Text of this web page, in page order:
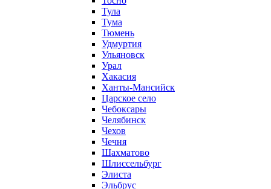
Тула
Тума
Тюмень
Удмуртия
Ульяновск
Урал
Хакасия
Ханты-Мансийск
Царское село
Чебоксары
Челябинск
Чехов
Чечня
Шахматово
Шлиссельбург
Элиста
Эльбрус